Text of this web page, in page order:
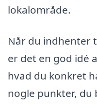
lokalområde.
Når du indhenter
er det en god idé
hvad du konkret
nogle punkter, du